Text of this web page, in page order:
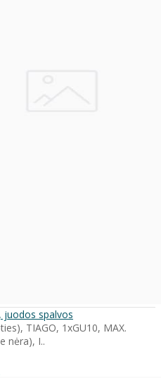
juodos spalvos
TIAGO, 1xGU10, MAX.
nėra), I..